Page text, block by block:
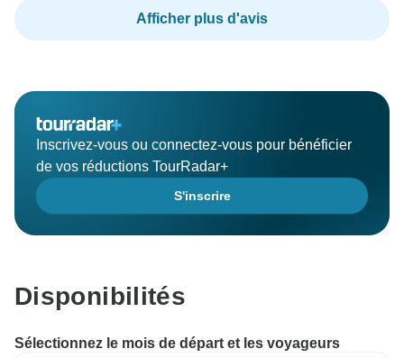
Afficher plus d'avis
Inscrivez-vous ou connectez-vous pour bénéficier
de vos réductions TourRadar+
S'inscrire
Disponibilités
Sélectionnez le mois de départ et les voyageurs